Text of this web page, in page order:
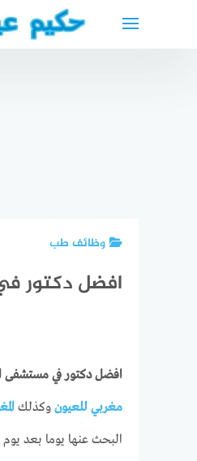
وظائف طب
افضل دكتور
افضل دكتور في مستشفى
مغربي للعيون وكذلك
البحث عنها يوما بعد